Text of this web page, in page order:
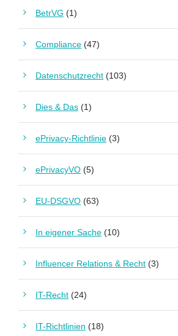
BetrVG (1)
Compliance (47)
Datenschutzrecht (103)
Dies & Das (1)
ePrivacy-Richtlinie (3)
ePrivacyVO (5)
EU-DSGVO (63)
In eigener Sache (10)
Influencer Relations & Recht (3)
IT-Recht (24)
IT-Richtlinien (18)